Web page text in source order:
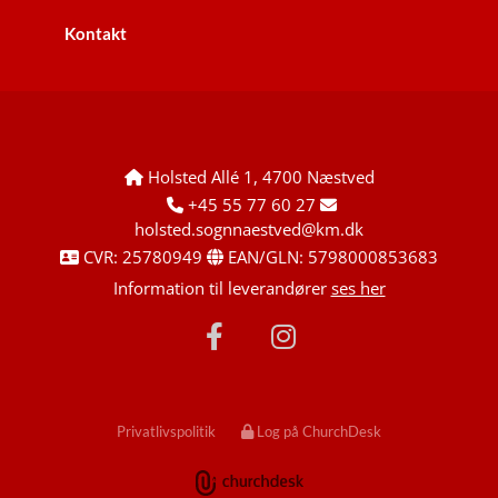
Kontakt
Holsted Allé 1, 4700 Næstved
+45 55 77 60 27 
holsted.sognnaestved@km.dk
 CVR: 25780949  EAN/GLN: 5798000853683
Information til leverandører ses her
Privatlivspolitik Log på ChurchDesk